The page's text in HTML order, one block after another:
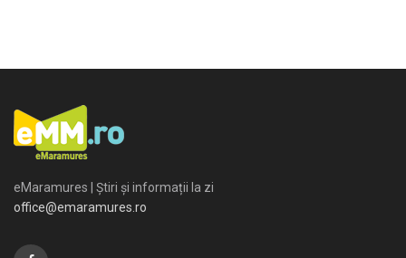
eMaramures | Știri și informații la zi
office@emaramures.ro